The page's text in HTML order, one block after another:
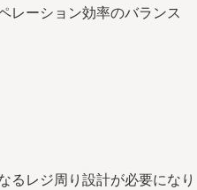
レーション効率のバランス
るレジ周り設計が必要になり